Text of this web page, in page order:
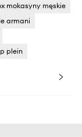
mokasyny męskie
armani
plein